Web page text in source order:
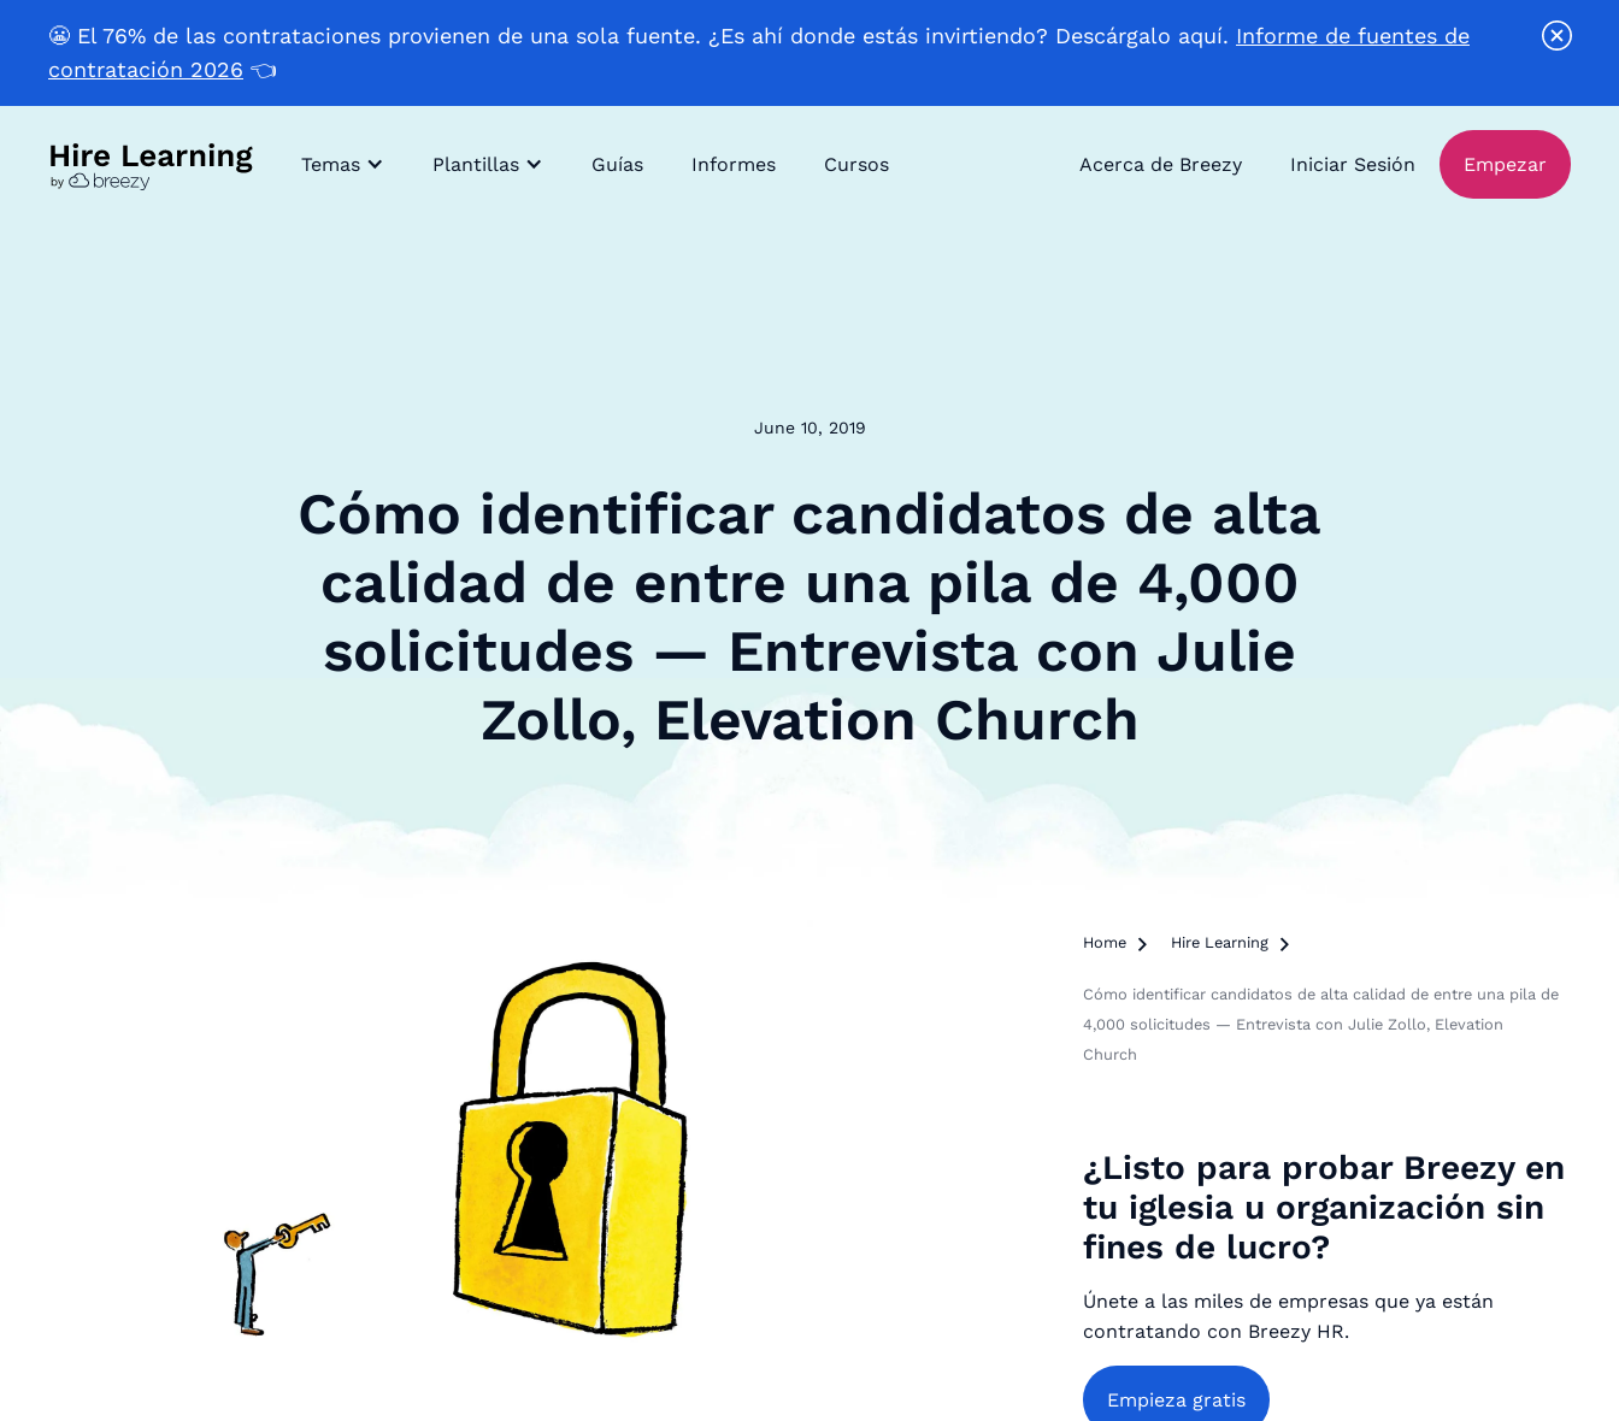
😬 El 76% de las contrataciones provienen de una sola fuente. ¿Es ahí donde estás invirtiendo? Descárgalo aquí. Informe de fuentes de
contratación 2026 👈
Temas Plantillas Guías Informes Cursos Acerca de Breezy Iniciar Sesión Empezar
June 10, 2019
Cómo identificar candidatos de alta
calidad de entre una pila de 4,000
solicitudes — Entrevista con Julie
Zollo, Elevation Church
Home  Hire Learning 
Cómo identificar candidatos de alta calidad de entre una pila de
4,000 solicitudes — Entrevista con Julie Zollo, Elevation
Church
¿Listo para probar Breezy en
tu iglesia u organización sin
fines de lucro?
Únete a las miles de empresas que ya están
contratando con Breezy HR.
Empieza gratis